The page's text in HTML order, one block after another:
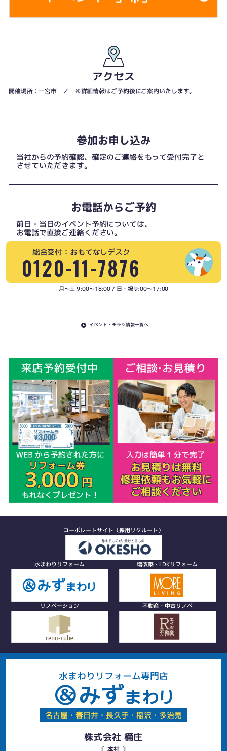
アクセス
開催場所：一宮市 ／ ※詳細情報はご予約後にご案内いたします。
参加お申し込み
当社からの予約確認、確定のご連絡をもって受付完了と
させていただきます。
お電話からご予約
前日・当日のイベント予約については、
お電話で直接ご連絡ください。
総合受付：おもてなしデスク
0120-11-7876
月〜土 9:00〜18:00 / 日・祝 9:00〜17:00
イベント・チラシ情報一覧へ
コーポレートサイト（採用リクルート）
水まわりリフォーム 増改築・LDKリフォーム
リノベーション 不動産・中古リノベ
水まわりリフォーム専門店
名古屋・春日井・長久手・稲沢・多治見
株式会社 桶庄
〔 本社 〕